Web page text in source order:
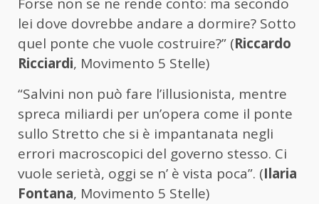
Forse non se ne rende conto: ma secondo
lei dove dovrebbe andare a dormire? Sotto
quel ponte che vuole costruire?” (Riccardo
Ricciardi, Movimento 5 Stelle)
“Salvini non può fare l’illusionista, mentre
spreca miliardi per un’opera come il ponte
sullo Stretto che si è impantanata negli
errori macroscopici del governo stesso. Ci
vuole serietà, oggi se n’ è vista poca”. (Ilaria
Fontana, Movimento 5 Stelle)